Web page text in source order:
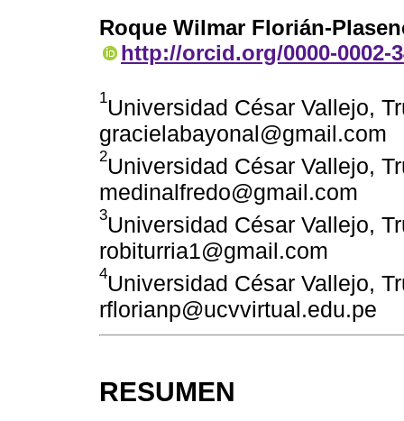
Roque Wilmar Florián-
http://orcid.org/0000-0002-
1Universidad César Vallejo,
gracielabayonal@gmail.com
2Universidad César Vallejo,
medinalfredo@gmail.com
3Universidad César Vallejo,
robiturria1@gmail.com
4Universidad César Vallejo,
rflorianp@ucvvirtual.edu.pe
RESUMEN